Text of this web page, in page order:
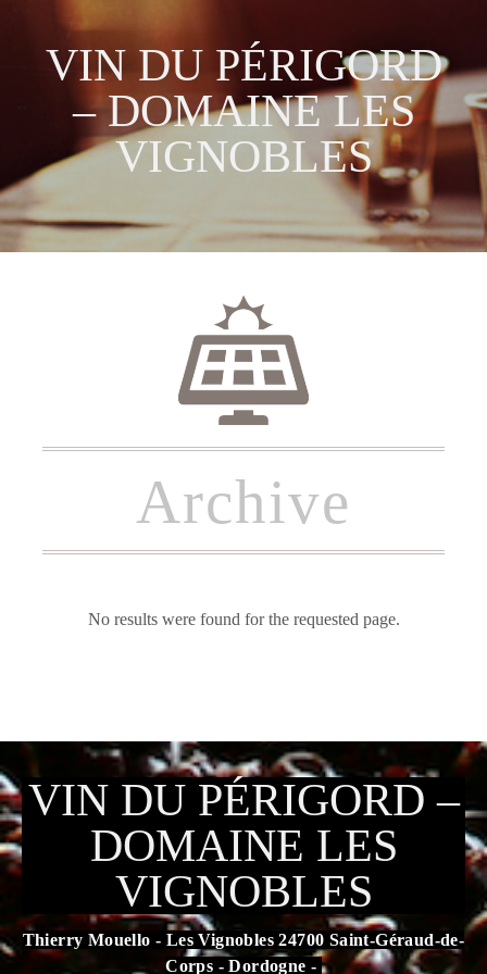
VIN DU PÉRIGORD
– DOMAINE LES
VIGNOBLES
Archive
No results were found for the requested page.
VIN DU PÉRIGORD –
DOMAINE LES
VIGNOBLES
Thierry Mouello - Les Vignobles 24700 Saint-Géraud-de-
Corps - Dordogne -